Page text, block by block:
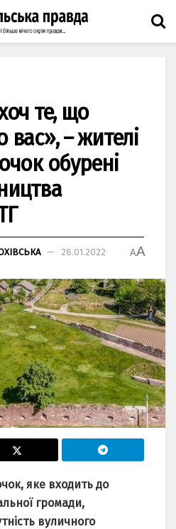
те, що
– жителі
обурені
28.01.2022 AA
яке входить до
громади,
вуличного